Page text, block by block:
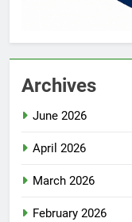
Archives
June 2026
April 2026
March 2026
February 2026